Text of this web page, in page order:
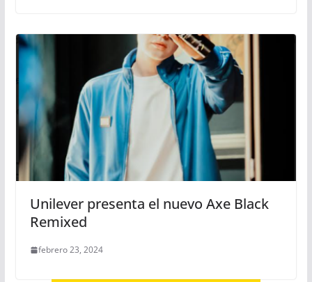
Unilever presenta el nuevo Axe Black
Remixed
febrero 23, 2024